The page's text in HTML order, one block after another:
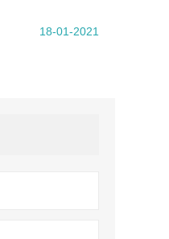
18-01-2021